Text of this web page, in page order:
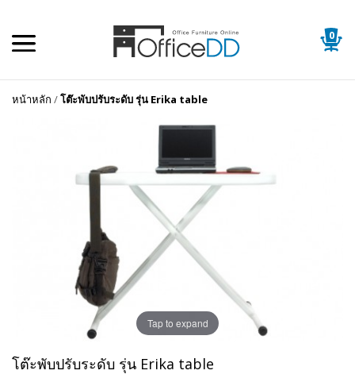
0
หน้าหลัก /โต๊ะพับปรับระดับ รุ่น Erika table
Tap to expand
โต๊ะพับปรับระดับ รุ่น Erika table